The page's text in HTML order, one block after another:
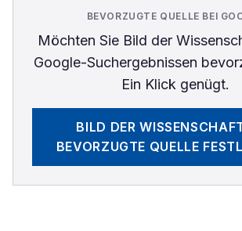
BEVORZUGTE QUELLE BEI
Möchten Sie Bild der
Google-Suchergebnissen
Ein Klick genügt.
BILD DER
BEVORZUGTE QUELLE